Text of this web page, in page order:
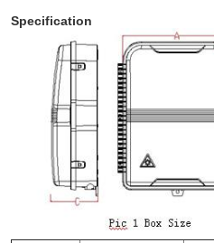
Specification